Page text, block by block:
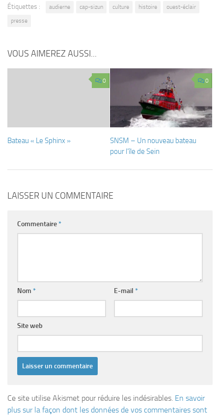
Étiquettes : audierne cap-sizun culture histoire
ouest-éclair
presse
VOUS AIMEREZ AUSSI...
0
Bateau « Le Sphinx »
0
SNSM – Un nouveau bateau
pour l’île de Sein
LAISSER UN COMMENTAIRE
Commentaire*
Nom * E-mail *
Site web
Ce site utilise Akismet pour réduire les indésirables. En savoir
plus sur la façon dont les données de vos commentaires sont